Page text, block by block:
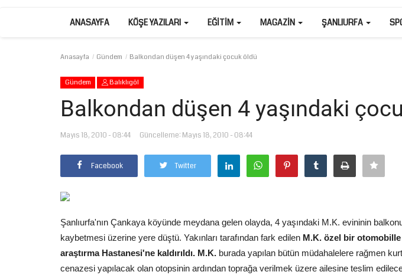
ANASAYFA KÖŞE YAZILARI EĞITIM MAGAZIN ŞANLIURFA
Anasayfa Gündem Balkondan düşen 4 yaşındaki çocuk öldü
Gündem Balıklıgöl
Balkondan düşen 4 yaşındaki
Mayıs 18, 2010 - 08:44 Güncelleme: Mayıs 18, 2010 - 08:44
Facebook Twitter
Şanlıurfa'nın Çankaya köyünde meydana gelen olayda, 4 yaşındaki M.K. evininin
kaybetmesi üzerine yere düştü. Yakınları tarafından fark edilen M.K. özel bir
araştırma Hastanesi'ne kaldırıldı. M.K. burada yapılan bütün müdahalelere rağmen
cenazesi yapılacak olan otopsinin ardından toprağa verilmek üzere ailesine teslim